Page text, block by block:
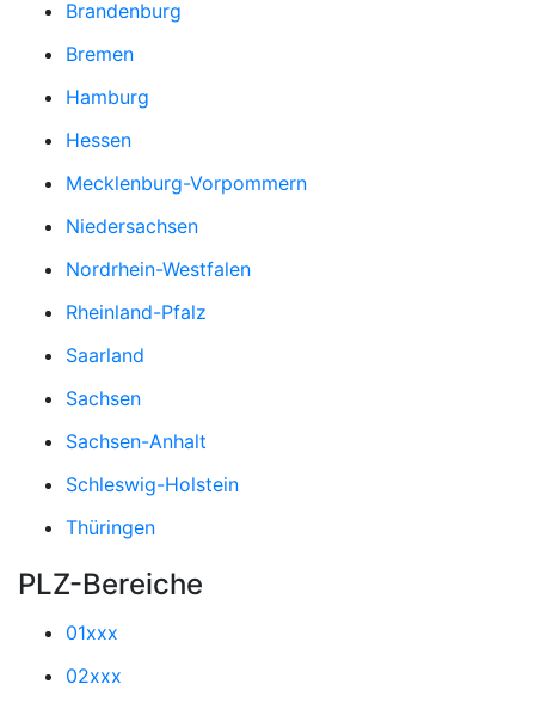
Brandenburg
Bremen
Hamburg
Hessen
Mecklenburg-Vorpommern
Niedersachsen
Nordrhein-Westfalen
Rheinland-Pfalz
Saarland
Sachsen
Sachsen-Anhalt
Schleswig-Holstein
Thüringen
PLZ-Bereiche
01xxx
02xxx